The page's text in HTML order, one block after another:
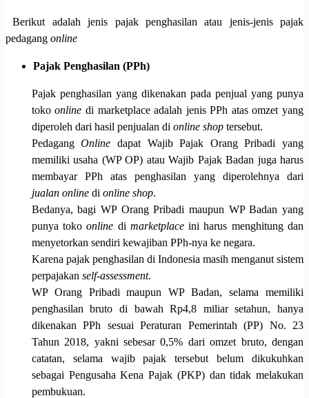
Berikut adalah jenis pajak penghasilan atau jenis-jenis pajak
pedagang online
Pajak Penghasilan (PPh)
Pajak penghasilan yang dikenakan pada penjual yang punya
tokoonline di marketplace adalah jenis PPh atas omzet yang
diperoleh dari hasil penjualan di online shoptersebut.
PedagangOnline dapat Wajib Pajak Orang Pribadi yang
memiliki usaha (WP OP) atau Wajib Pajak Badan juga harus
membayar PPh atas penghasilan yang diperolehnya dari
jualan onlinedi online shop.
Bedanya, bagi WP Orang Pribadi maupun WP Badan yang
punya tokoonline di marketplaceini harus menghitung dan
menyetorkan sendiri kewajiban PPh-nya ke negara.
Karena pajak penghasilan di Indonesia masih menganut sistem
perpajakan self-assessment.
WP Orang Pribadi maupun WP Badan, selama memiliki
penghasilan bruto di bawah Rp4,8 miliar setahun, hanya
dikenakan PPh sesuai Peraturan Pemerintah (PP) No. 23
Tahun 2018, yakni sebesar 0,5% dari omzet bruto, dengan
catatan, selama wajib pajak tersebut belum dikukuhkan
sebagai Pengusaha Kena Pajak (PKP) dan tidak melakukan
pembukuan.